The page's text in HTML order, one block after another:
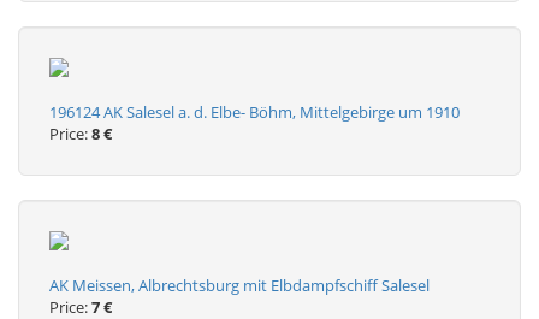
196124 AK Salesel a. d. Elbe- Böhm, Mittelgebirge um 1910
Price:8 €
AK Meissen, Albrechtsburg mit Elbdampfschiff Salesel
Price:7 €